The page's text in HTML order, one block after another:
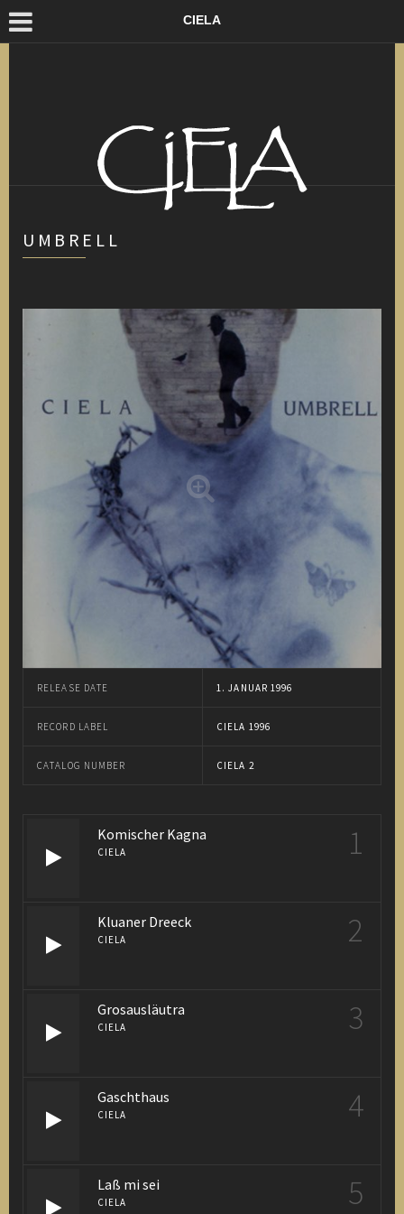
CIELA
UMBRELL
RELEASE DATE 1. JANUAR 1996
RECORD LABEL CIELA 1996
CATALOG NUMBER CIELA 2
Komischer Kagna
CIELA 1
Kluaner Dreeck
CIELA 2
Grosausläutra
CIELA 3
Gaschthaus
CIELA 4
Laß mi sei
CIELA 5